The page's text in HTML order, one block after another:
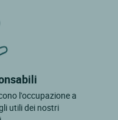
l'occupazione a
utili dei nostri